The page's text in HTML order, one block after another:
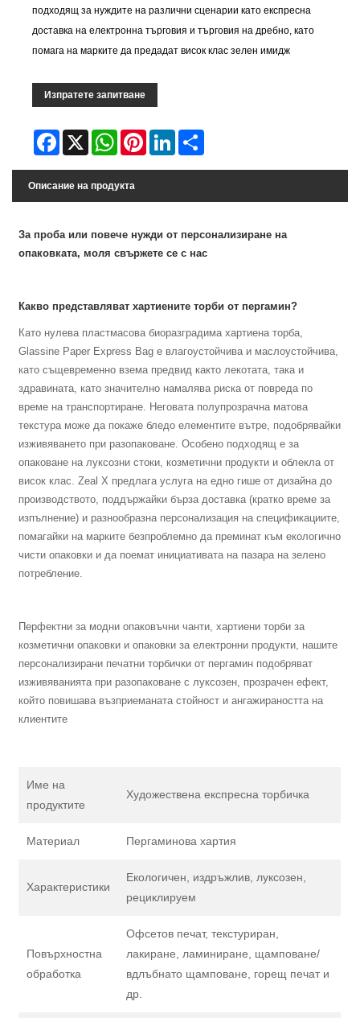
подходящ за нуждите на различни сценарии като експресна
доставка на електронна търговия и търговия на дребно, като
помага на марките да предадат висок клас зелен имидж
Изпратете запитване
Facebook
X WhatsAppPinterestLinkedIn
Описание на продукта
За проба или повече нужди от персонализиране на
опаковката, моля свържете се с нас
Какво представляват хартиените торби от пергамин?
Като нулева пластмасова биоразградима хартиена торба,
Glassine Paper Express Bag е влагоустойчива и маслоустойчива,
като същевременно взема предвид както лекотата, така и
здравината, като значително намалява риска от повреда по
време на транспортиране. Неговата полупрозрачна матова
текстура може да покаже бледо елементите вътре, подобрявайки
изживяването при разопаковане. Особено подходящ е за
опаковане на луксозни стоки, козметични продукти и облекла от
висок клас. Zeal X предлага услуга на едно гише от дизайна до
производството, поддържайки бърза доставка (кратко време за
изпълнение) и разнообразна персонализация на спецификациите,
помагайки на марките безпроблемно да преминат към екологично
чисти опаковки и да поемат инициативата на пазара на зелено
потребление.
Перфектни за модни опаковъчни чанти, хартиени торби за
козметични опаковки и опаковки за електронни продукти, нашите
персонализирани печатни торбички от пергамин подобряват
изживяванията при разопаковане с луксозен, прозрачен ефект,
който повишава възприеманата стойност и ангажираността на
клиентите
Име на
продуктите
Художествена експресна торбичка
Материал Пергаминова хартия
Характеристики
Екологичен, издръжлив, луксозен,
рециклируем
Повърхностна
обработка
Офсетов печат, текстуриран,
лакиране, ламиниране, щамповане/
вдлъбнато щамповане, горещ печат и
др.